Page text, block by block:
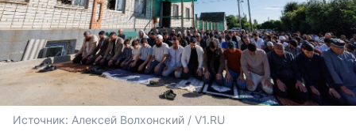
Источник: Алексей Волхонский / V1.RU